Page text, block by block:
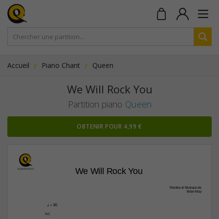
Accueil Piano Chant Queen
We Will Rock You
Partition piano Queen
OBTENIR POUR 4,99 €
We Will Rock You
Paroles et Musique de
Brian May
µ
q = 80